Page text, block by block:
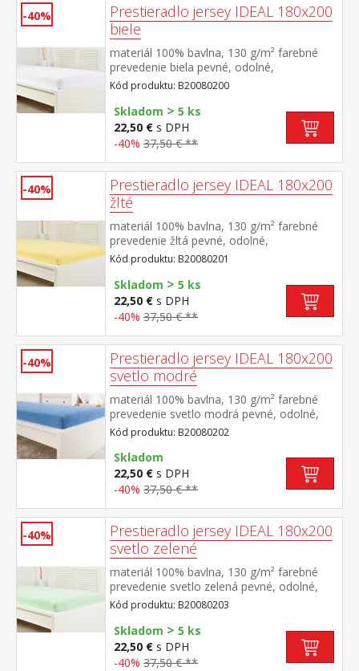
-40%
Prestieradlo jersey IDEAL 180x200
biele
materiál 100% bavlna, 130 g/m² farebné
prevedenie biela pevné, odolné,
stálofarebné, obšité gumou pre matrace do
výšky 25 cm prateľné do 60 °C
Kód produktu: B20080200
Skladom > 5 ks
22,50 € s DPH
-40% 37,50 € **
-40%
Prestieradlo jersey IDEAL 180x200
žlté
materiál 100% bavlna, 130 g/m² farebné
prevedenie žltá pevné, odolné,
stálofarebné, obšité gumou pre matrace do
výšky 25 cm prateľné do 60 °C
Kód produktu: B20080201
Skladom > 5 ks
22,50 € s DPH
-40% 37,50 € **
-40%
Prestieradlo jersey IDEAL 180x200
svetlo modré
materiál 100% bavlna, 130 g/m² farebné
prevedenie svetlo modrá pevné, odolné,
stálofarebné, obšité gumou pre matrace do
výšky 25 cm prateľné do 60 °C
Kód produktu: B20080202
Skladom
22,50 € s DPH
-40% 37,50 € **
-40%
Prestieradlo jersey IDEAL 180x200
svetlo zelené
materiál 100% bavlna, 130 g/m² farebné
prevedenie svetlo zelená pevné, odolné,
stálofarebné, obšité gumou pre matrace do
výšky 25 cm prateľné do 60 °C
Kód produktu: B20080203
Skladom > 5 ks
22,50 € s DPH
-40% 37,50 € **